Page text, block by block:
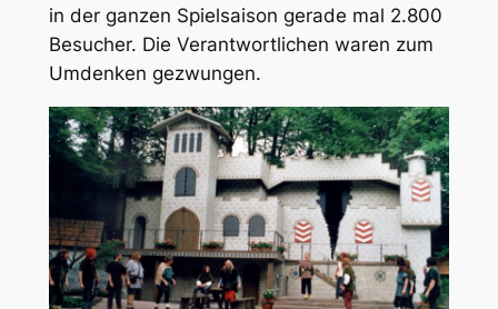
in der ganzen Spielsaison gerade mal 2.800
Besucher. Die Verantwortlichen waren zum
Umdenken gezwungen.